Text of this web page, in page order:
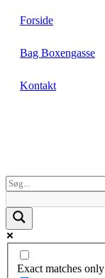
Forside
Bag Boxengasse
Kontakt
Exact matches only